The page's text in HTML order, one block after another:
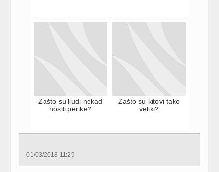
Zašto su ljudi nekad
nosili perike?
Zašto su kitovi tako
veliki?
01/03/2018 11:29